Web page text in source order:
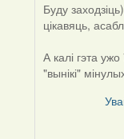
In
reply
by
Harrier
Буду
цікавяць,
А калі гэта
"вынікі"